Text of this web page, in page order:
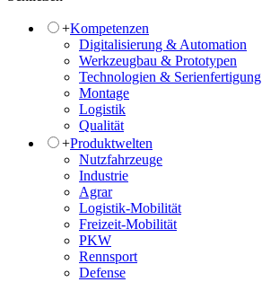
+Kompetenzen
Digitalisierung & Automation
Werkzeugbau & Prototypen
Technologien & Serienfertigung
Montage
Logistik
Qualität
+Produktwelten
Nutzfahrzeuge
Industrie
Agrar
Logistik-Mobilität
Freizeit-Mobilität
PKW
Rennsport
Defense